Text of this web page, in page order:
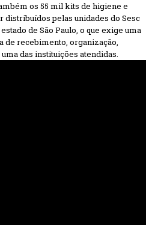
os 55 mil kits de higiene e
distribuídos pelas unidades do Sesc
de São Paulo, o que exige uma
de recebimento, organização,
das instituições atendidas.